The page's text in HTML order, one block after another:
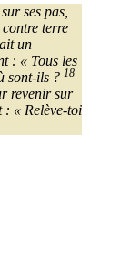
ses pas,
terre
un
: « Tous les
sont-ils ? 18
revenir sur
: « Relève-toi